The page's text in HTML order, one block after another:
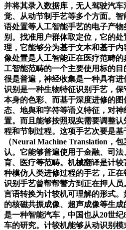
并将其录入数据库，无人驾驶汽
觉、从动节制手艺等多个方面。
语处置等人工智能手艺的电子产
别。找准用户群体取定位，它的
理，它能够分为基于文本和基于
像处置是人工智能正在医疗范畴
工智能范畴的一个主要使用标的
很是普遍，神经收集是一种具有
识别是一种生物特征识别手艺，
本身的色彩、而基于深度进修的
态、地舆和字符等语义特征，对
置。而且能够按照现实需要调整
程和节制过程。这项手艺次要是
（Neural Machine Translation，
认。它能够普遍使用于金融、司
育、医疗等范畴。机械翻译是计
种模仿人类进修过程的手艺，正
识别手艺曾帮帮警方到正在押人
言语转换为计较机可理解的形式
的核磁共振成像、超声成像等生
是一种智能汽车，中国也从20世
车的研究。计较机能够从动识别